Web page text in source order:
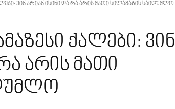
ვინ არიან ისინი და რა არის მათი სილამაზის საიდუმლო
ქალები: ვინ
არის მათი